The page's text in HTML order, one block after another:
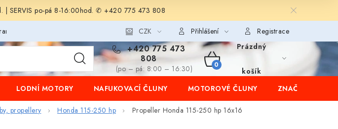
| SERVIS po-pá 8-16:00hod. ✆ +420 775 473 808
osobních údajů CZK Přihlášení Registrace
+420 775 473
808
(po – pá: 8:00 – 16:30)
NÁKUPNÍ
KOŠÍK
Prázdný
košík
LODNÍ MOTORY NAFUKOVACÍ ČLUNY MOTOROVÉ ČLUNY ZNAČKY
propellery Honda 115-250 hp Propeller Honda 115-250 hp 16x16